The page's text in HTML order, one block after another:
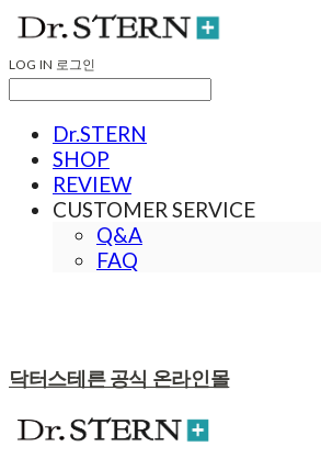
LOG IN 로그인
Dr.STERN
SHOP
REVIEW
CUSTOMER SERVICE
Q&A
FAQ
닥터스테른 공식 온라인몰